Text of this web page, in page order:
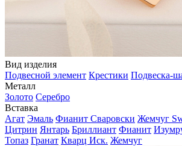
Вид изделия
Подвесной элемент Крестики Подвеска-
Металл
Золото Серебро
Вставка
Агат Эмаль Фианит Сваровски Жемчуг
Цитрин Янтарь Бриллиант Фианит
Топаз Гранат Кварц Иск. Жемчуг